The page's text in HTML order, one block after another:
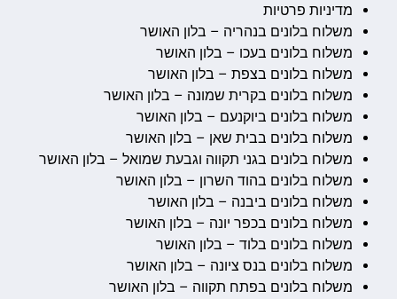
מדיניות פרטיות
משלוח בלונים בנהריה – בלון האושר
משלוח בלונים בעכו – בלון האושר
משלוח בלונים בצפת – בלון האושר
משלוח בלונים בקרית שמונה – בלון האושר
משלוח בלונים ביוקנעם – בלון האושר
משלוח בלונים בבית שאן – בלון האושר
משלוח בלונים בגני תקווה וגבעת שמואל – בלון האושר
משלוח בלונים בהוד השרון – בלון האושר
משלוח בלונים ביבנה – בלון האושר
משלוח בלונים בכפר יונה – בלון האושר
משלוח בלונים בלוד – בלון האושר
משלוח בלונים בנס ציונה – בלון האושר
משלוח בלונים בפתח תקווה – בלון האושר